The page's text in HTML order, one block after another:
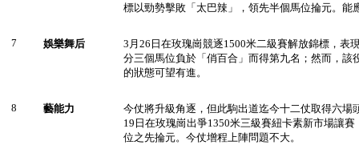
標以勁勢擊敗「太巴辣」，領先半個馬位掄元。能
7 娛樂舞后
3月26日在玫瑰崗競逐1500米二級賽解放錦標，表
分三個馬位負於「俏百合」而得第九名；然而，該
的狀態可望有進。
8 藝能力
今仗將升級角逐，但此駒出道迄今十二仗取得六場
19日在玫瑰崗出爭1350米三級賽紐卡素新市場讓
位之先掄元。今仗增程上陣問題不大。